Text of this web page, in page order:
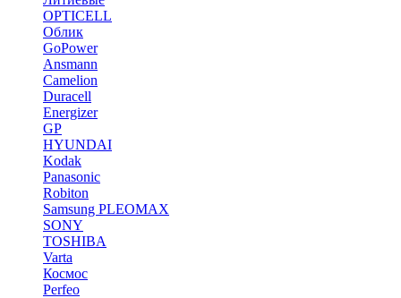
OPTICELL
Облик
GoPower
Ansmann
Camelion
Duracell
Energizer
GP
HYUNDAI
Kodak
Panasonic
Robiton
Samsung PLEOMAX
SONY
TOSHIBA
Varta
Космос
Perfeo